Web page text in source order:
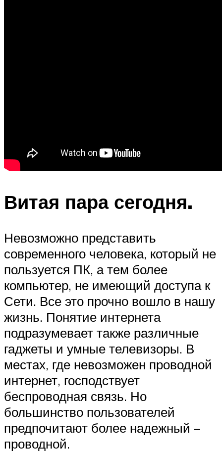
Витая пара сегодня.
Невозможно представить
современного человека, который не
пользуется ПК, а тем более
компьютер, не имеющий доступа к
Сети. Все это прочно вошло в нашу
жизнь. Понятие интернета
подразумевает также различные
гаджеты и умные телевизоры. В
местах, где невозможен проводной
интернет, господствует
беспроводная связь. Но
большинство пользователей
предпочитают более надежный –
проводной.